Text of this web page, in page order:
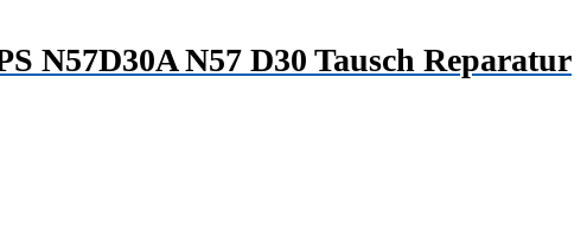
N57D30A N57 D30 Tausch Reparatur